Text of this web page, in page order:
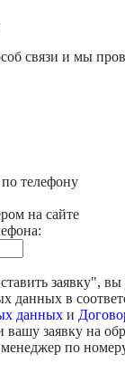
связи и мы
по телефону
на сайте
заявку", вы
данных в
данных и
заявку на
по